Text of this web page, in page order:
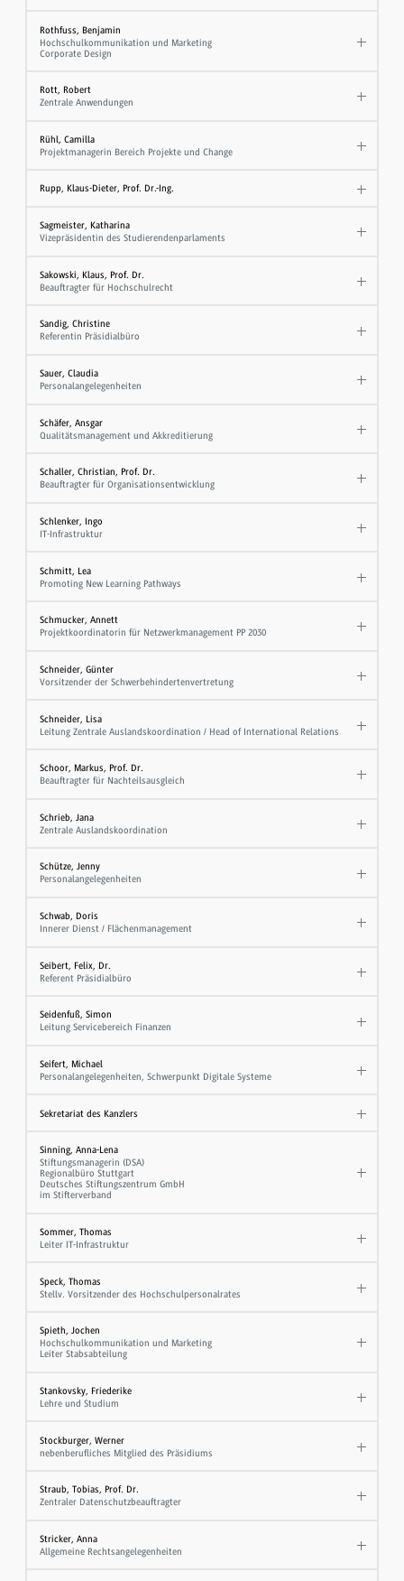
Rothfuss, Benjamin
Hochschulkommunikation und Marketing
Corporate Design
Rott, Robert
Zentrale Anwendungen
Rühl, Camilla
Projektmanagerin Bereich Projekte und Change
Rupp, Klaus-Dieter, Prof. Dr.-Ing.
Sagmeister, Katharina
Vizepräsidentin des Studierendenparlaments
Sakowski, Klaus, Prof. Dr.
​Beauftragter für Hochschulrecht
Sandig, Christine
Referentin Präsidialbüro
Sauer, Claudia
Personalangelegenheiten
Schäfer, Ansgar
Qualitätsmanagement und Akkreditierung
Schaller, Christian, Prof. Dr.
Beauftragter für Organisationsentwicklung
Schlenker, Ingo
IT-Infrastruktur
Schmitt, Lea
Promoting New Learning Pathways
Schmucker, Annett
Projektkoordinatorin für Netzwerkmanagement PP 2030
Schneider, Günter
Vorsitzender der Schwerbehindertenvertretung
Schneider, Lisa
Leitung Zentrale Auslandskoordination / Head of International Relations
Schoor, Markus, Prof. Dr.
Beauftragter für Nachteilsausgleich
Schrieb, Jana
Zentrale Auslandskoordination
Schütze, Jenny
Personalangelegenheiten
Schwab, Doris
Innerer Dienst / Flächenmanagement
Seibert, Felix, Dr.
Referent Präsidialbüro
Seidenfuß, Simon
Leitung Servicebereich Finanzen
Seifert, Michael
Personalangelegenheiten, Schwerpunkt Digitale Systeme
Sekretariat des Kanzlers
Sinning, Anna-Lena
Stiftungsmanagerin (DSA)
Regionalbüro Stuttgart
Deutsches Stiftungszentrum GmbH
im Stifterverband
Sommer, Thomas
Leiter IT-Infrastruktur
Speck, Thomas
Stellv. Vorsitzender des Hochschulpersonalrates
Spieth, Jochen
Hochschulkommunikation und Marketing
Leiter Stabsabteilung
Stankovsky, Friederike
Lehre und Studium
Stockburger, Werner
nebenberufliches Mitglied des Präsidiums
Straub, Tobias, Prof. Dr.
Zentraler Datenschutzbeauftragter
Stricker, Anna
Allgemeine Rechtsangelegenheiten